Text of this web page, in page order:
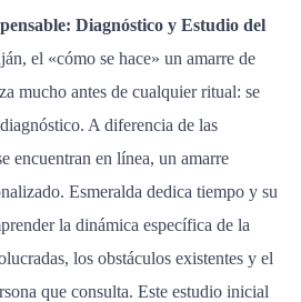
Diagnóstico y Estudio del
el «cómo se hace» un amarre de
mucho antes de cualquier ritual: se
A diferencia de las
encuentran en línea, un amarre
Esmeralda dedica tiempo y su
la dinámica específica de la
los obstáculos existentes y el
que consulta. Este estudio inicial